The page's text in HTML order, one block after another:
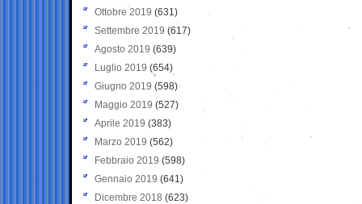
Ottobre 2019 (631)
Settembre 2019 (617)
Agosto 2019 (639)
Luglio 2019 (654)
Giugno 2019 (598)
Maggio 2019 (527)
Aprile 2019 (383)
Marzo 2019 (562)
Febbraio 2019 (598)
Gennaio 2019 (641)
Dicembre 2018 (623)